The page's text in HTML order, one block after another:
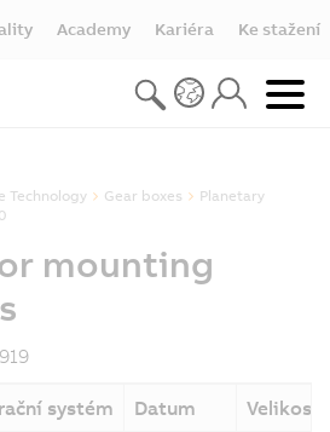
Academy Kariéra Ke stažení
Technology Gear boxes
Planetary
mounting
systém Datum
Velikost